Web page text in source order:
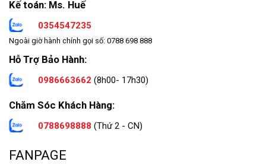
Kế toán: Ms. Huế
0354547235
Ngoài giờ hành chính gọi số: 0788 698 888
Hỗ Trợ Bảo Hành:
0986663662 (8h00- 17h30)
Chăm Sóc Khách Hàng:
0788698888 (Thứ 2 - CN)
FANPAGE